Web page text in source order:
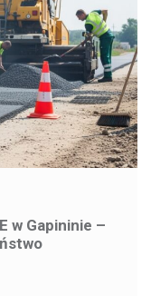
w Gapininie –